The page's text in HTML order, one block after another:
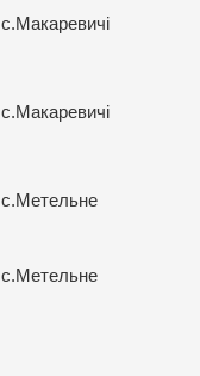
с.Макаревичі
с.Макаревичі
с.Метельне
с.Метельне